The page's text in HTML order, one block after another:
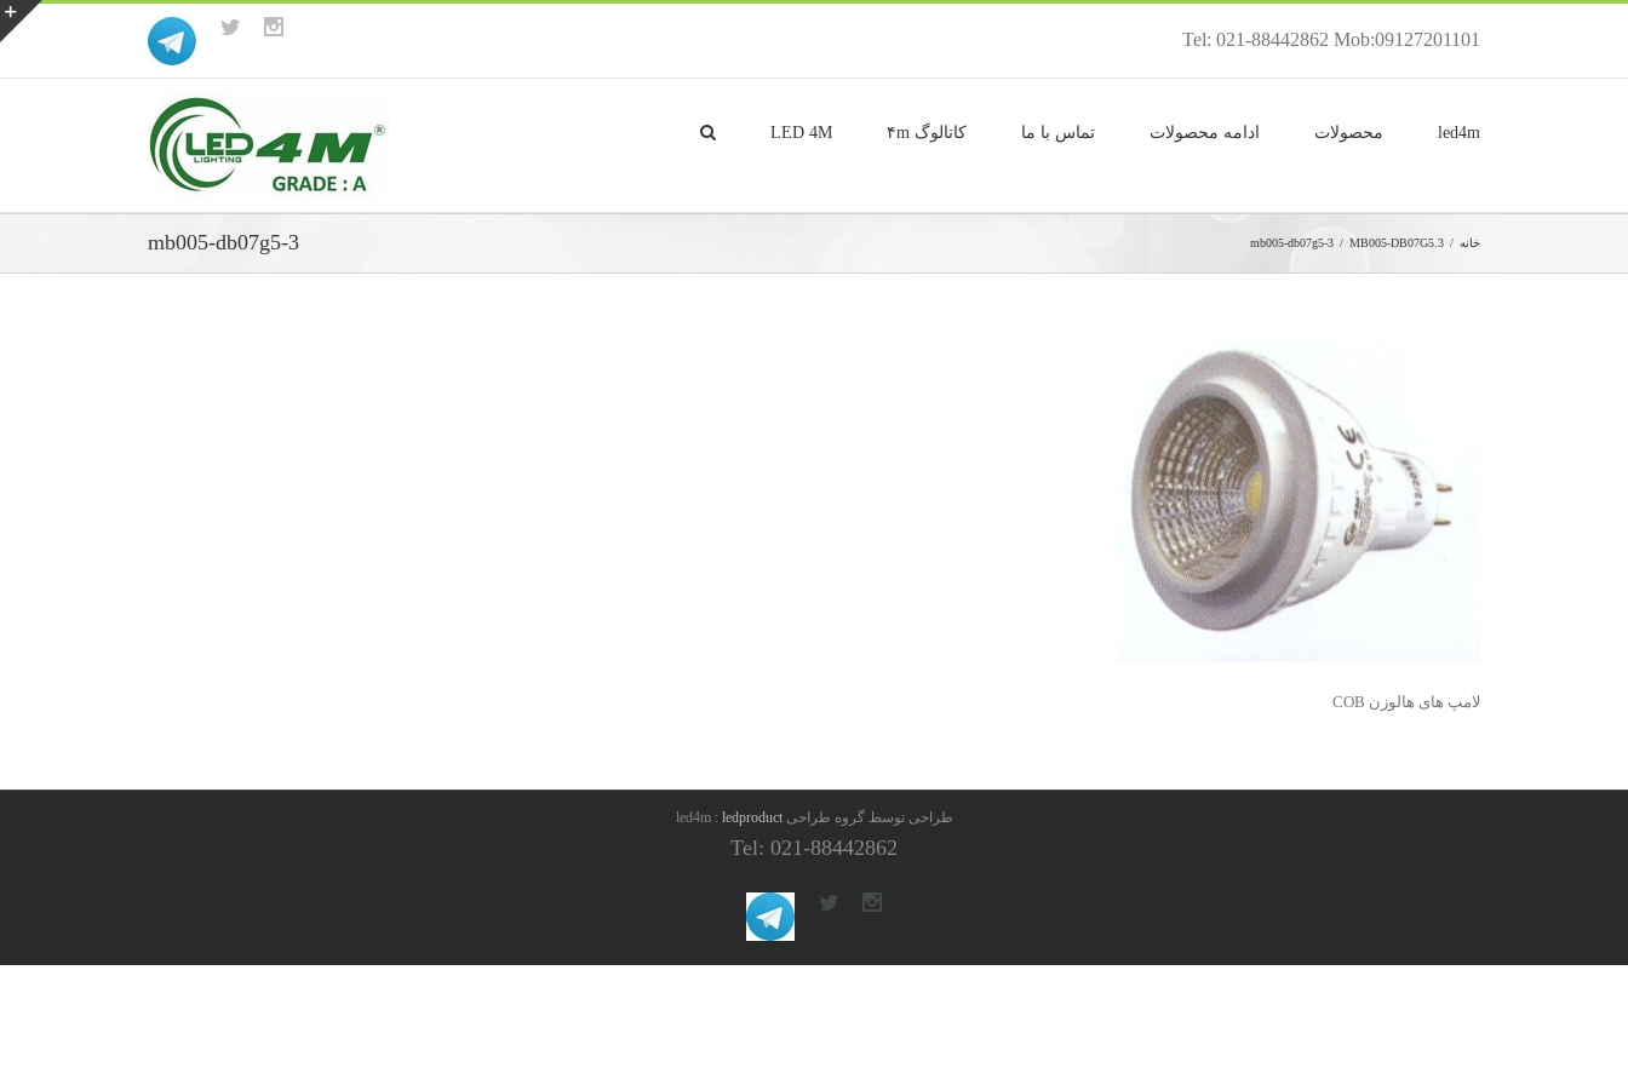
Tel: 021-88442862 Mob:09127201101
led4m محصولات ادامه محصولات تماس با ما کاتالوگ ۴m LED 4M
mb005-db07g5-3 خانه /
MB005-DB07G5.3
/
mb005-db07g5-3
لامپ های هالوزن COB
طراحی توسط گروه طراحی led4m :ledproduct
Tel: 021-88442862